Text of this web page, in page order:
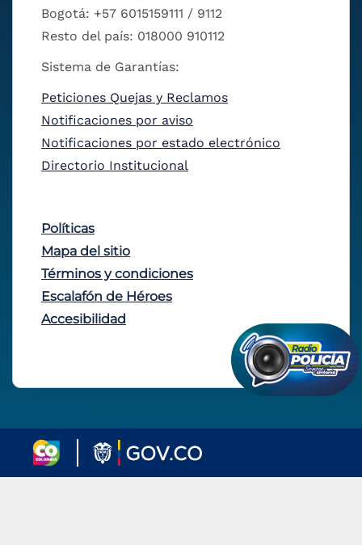
Bogotá: +57 6015159111 / 9112
Resto del país: 018000 910112
Sistema de Garantías:
Peticiones Quejas y Reclamos
Notificaciones por aviso
Notificaciones por estado electrónico
Directorio Institucional
Políticas
Mapa del sitio
Términos y condiciones
Escalafón de Héroes
Accesibilidad